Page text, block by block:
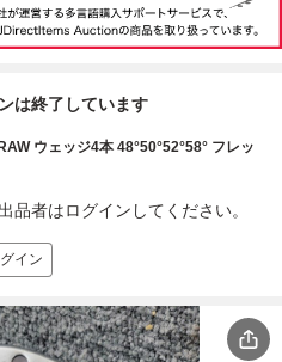
は終了しています
ウェッジ4本 48°50°52°58° フレッ
品者はログインしてください。
イン